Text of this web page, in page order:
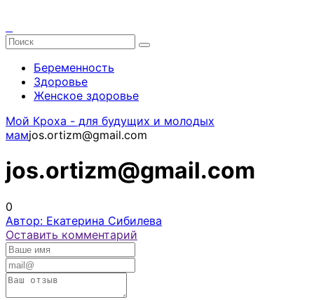
Беременность
Здоровье
Женское здоровье
Мой Кроха - для будущих и молодых
мамjos.ortizm@gmail.com
jos.ortizm@gmail.com
0
Автор: Екатерина Сибилева
Оставить комментарий